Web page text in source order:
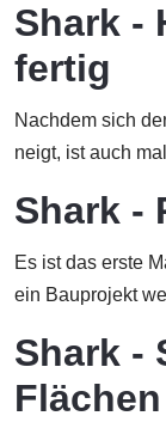
Shark -
fertig
Nachdem sich
neigt, ist auch
Shark -
Es ist das erste
ein Bauprojekt
Shark -